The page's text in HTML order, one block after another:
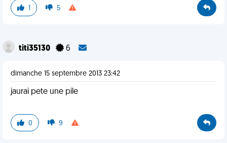
1 5
titi35130 6
dimanche 15 septembre 2013 23:42
jaurai pete une pile
0 9